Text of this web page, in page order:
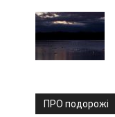
ПРО подорожі